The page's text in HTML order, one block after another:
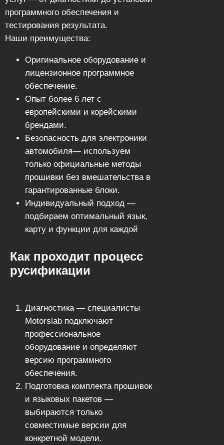
программного обеспечения и
тестирования результата.
Наши преимущества:
Оригинальное оборудование и
лицензионное программное
обеспечение.
Опыт более 6 лет с
европейскими и корейскими
брендами.
Безопасность для электроники
автомобиля— используем
только официальные методы
прошивки без вмешательства в
гарантированные блоки.
Индивидуальный подход —
подбираем оптимальный язык,
карту и функции для каждой
Быстрая работа — большинство
автомобилей проходят полную
Как проходит процесс
русификации
Диагностика — специалисты
Motorslab подключают
профессиональное
оборудование и определяют
версию программного
обеспечения.
Подготовка комплекта прошивок
и языковых пакетов —
выбираются только
совместимые версии для
конкретной модели.